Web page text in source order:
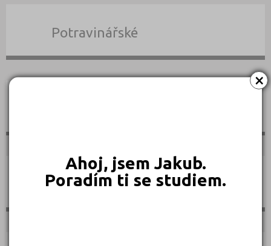
×
Ahoj, jsem Jakub.
Poradím ti se studiem.
Potravinářské
Sportovní